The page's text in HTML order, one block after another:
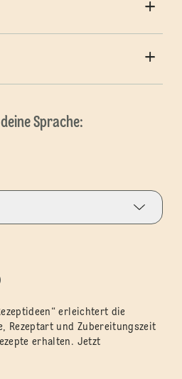
Sprache:
erleichtert die
Rezeptart und Zubereitungszeit
erhalten. Jetzt